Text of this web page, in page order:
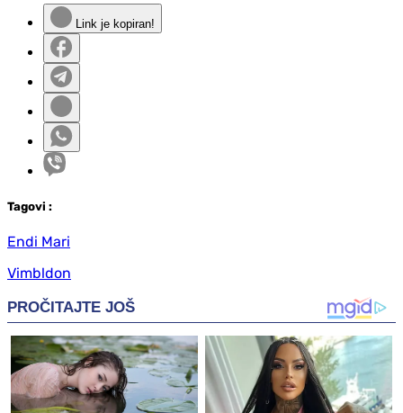
Link je kopiran!
Tagovi :
Endi Mari
Vimbldon